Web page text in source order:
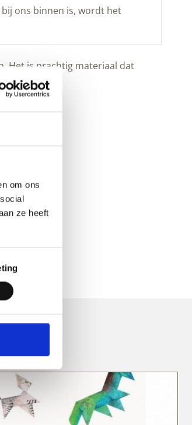
om ons
ze heeft
ons binnen is, wordt het
Het is prachtig materiaal dat